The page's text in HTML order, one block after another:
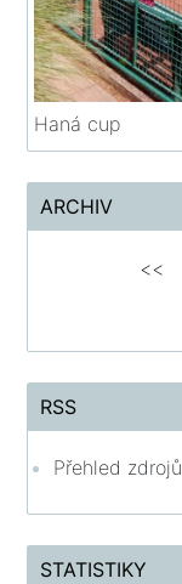
Haná cup
ARCHIV
<<
RSS
Přehled zdrojů
STATISTIKY